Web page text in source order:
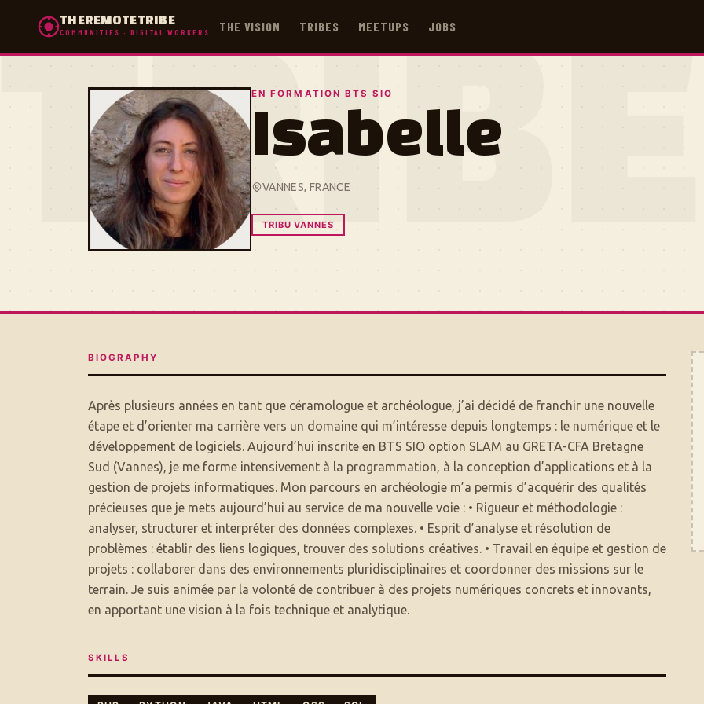
THEREMOTETRIBE
COMMUNITIES · DIGITAL WORKERS THE VISION TRIBES MEETUPS JOBS
TRIBE
EN FORMATION BTS SIO
Isabelle
VANNES, FRANCE
TRIBU VANNES
BIOGRAPHY
Après plusieurs années en tant que céramologue et archéologue, j’ai décidé de franchir une nouvelle
étape et d’orienter ma carrière vers un domaine qui m’intéresse depuis longtemps : le numérique et le
développement de logiciels. Aujourd’hui inscrite en BTS SIO option SLAM au GRETA-CFA Bretagne
Sud (Vannes), je me forme intensivement à la programmation, à la conception d’applications et à la
gestion de projets informatiques. Mon parcours en archéologie m’a permis d’acquérir des qualités
précieuses que je mets aujourd’hui au service de ma nouvelle voie : • Rigueur et méthodologie :
analyser, structurer et interpréter des données complexes. • Esprit d’analyse et résolution de
problèmes : établir des liens logiques, trouver des solutions créatives. • Travail en équipe et gestion de
projets : collaborer dans des environnements pluridisciplinaires et coordonner des missions sur le
terrain. Je suis animée par la volonté de contribuer à des projets numériques concrets et innovants,
en apportant une vision à la fois technique et analytique.
SKILLS